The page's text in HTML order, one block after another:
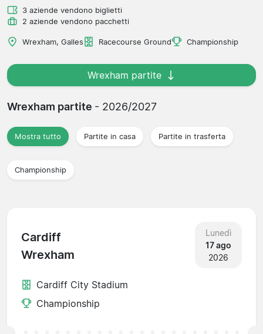
3 aziende vendono biglietti
2 aziende vendono pacchetti
Wrexham, Galles Racecourse Ground Championship
Wrexham partite
Wrexham partite - 2026/2027
Mostra tutto Partite in casa Partite in trasferta
Championship
Cardiff
Wrexham
Lunedì
17 ago
2026
Cardiff City Stadium
Championship